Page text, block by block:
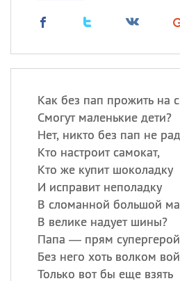
Как без пап прожить на
Смогут маленькие дети?
Нет, никто без пап не
Кто настроит самокат,
Кто же купит шоколадку
И исправит неполадку
В сломанной большой
В велике надует шины?
Папа — прям
Без него хоть волком
Только вот бы еще взять